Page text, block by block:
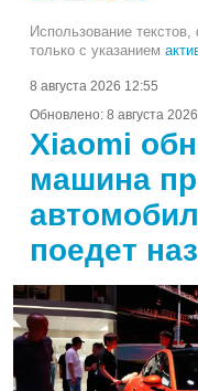
Использование
только с указанием
8 августа 2026 12:55
Обновлено: 8 августа
Xiaomi
машина
поедет